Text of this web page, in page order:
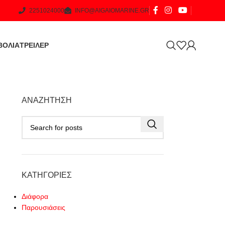
2251024000 INFO@AIGAIOMARINE.GR
ΤΡΕΙΛΕΡ
ΑΝΑΖΉΤΗΣΗ
ΚΑΤΗΓΟΡΊΕΣ
Διάφορα
Παρουσιάσεις